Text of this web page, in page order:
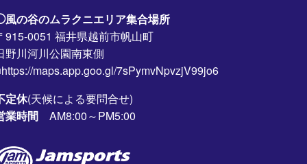
の谷のムラクニエリア集合場所
915-0051 福井県越前市帆山町
野川河川公園南東側
maps.app.goo.gl/7sPymvNpvzjV99jo6
定休(天候による要問合せ)
業時間 AM8:00～PM5:00